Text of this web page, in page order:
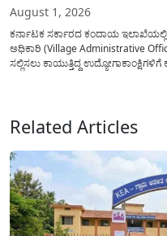
August 1, 2026
ಕರ್ನಾಟಕ ಸರ್ಕಾರದ ಕಂದಾಯ ಇಲಾಖೆಯಲ್ಲಿ
ಅಧಿಕಾರಿ (Village Administrative
ಸಲ್ಲಿಸಲು ಕಾಯುತ್ತಿದ್ದ
Related Articles